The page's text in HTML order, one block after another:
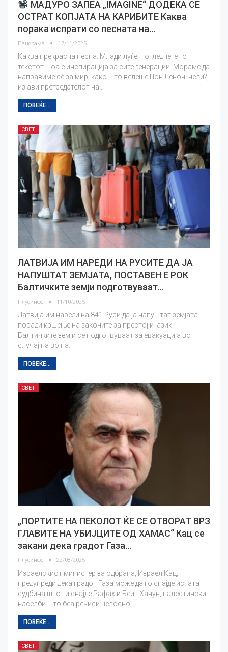
МАДУРО ЗАПЕА „IMAGINE“ ДОДЕКА СЕ
ОСТРАТ КОПЈАТА НА КАРИБИТЕ Каква
порака испрати со песната на…
Панорама 17/11/2025
Каква прекрасна песна. Млади луѓе, погледнете го
текстот. Тоа е инспирација за сите генерации. Мораме да
направиме сè за мир, како што велеше Џон Ленон, нели?,
изјави претседателот на…
ПОВЕЌЕ...
СВЕТ
ЛАТВИЈА ИМ НАРЕДИ НА РУСИТЕ ДА ЈА
НАПУШТАТ ЗЕМЈАТА, ПОСТАВЕН Е РОК
Балтичките земји подготвуваат…
Плусинфо 11/10/2025
Латвија им нареди на 841 Руси да ја напуштат земјата
поради кршење на законите за престој и јазик.
Балтичките земји се подготвуваат за евакуација во
случај на војна.
ПОВЕЌЕ...
СВЕТ
„ПОРТИТЕ НА ПЕКОЛОТ ЌЕ СЕ ОТВОРАТ ВРЗ
ГЛАВИТЕ НА УБИЈЦИТЕ ОД ХАМАС“ Кац се
закани дека градот Газа…
Плусинфо 22/08/2025
Израелскиот министер за одбрана, Израел Кац,
предупреди дека градот Газа може да го снајде истата
судбина што ги снајде Рафах и Беит Ханун, палестински
населби што беа речиси целосно…
ПОВЕЌЕ...
СВЕТ